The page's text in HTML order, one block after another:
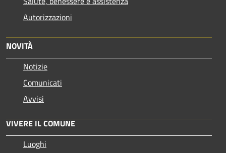
Autorizzazioni
NOVITÀ
Notizie
Comunicati
Avvisi
VIVERE IL COMUNE
Luoghi